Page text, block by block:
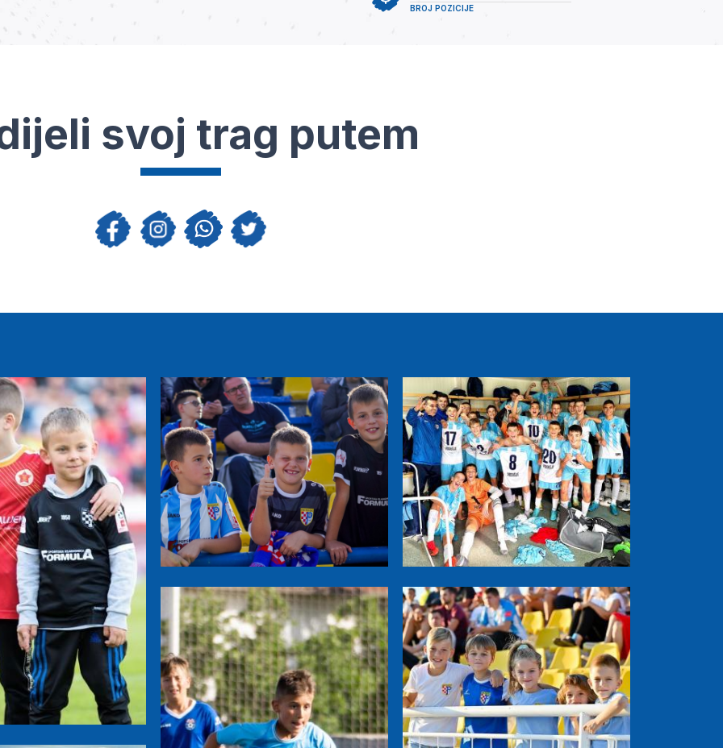
BROJ POZICIJE
svoj trag putem